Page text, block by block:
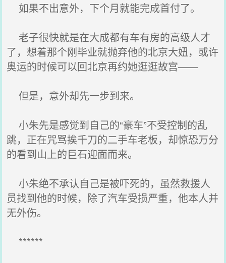
如果不出意外，下个月就能完成首付了。
老子很快就是在大成都有车有房的高级人才
了，想着那个刚毕业就抛弃他的北京大妞，或许
奥运的时候可以回北京再约她逛逛故宫——
但是，意外却先一步到来。
小朱先是感觉到自己的“豪车”不受控制的乱
跳，正在咒骂挨千刀的二手车老板，却惊恐万分
的看到山上的巨石迎面而来。
小朱绝不承认自己是被吓死的，虽然救援人
员找到他的时候，除了汽车受损严重，他本人并
无外伤。
******